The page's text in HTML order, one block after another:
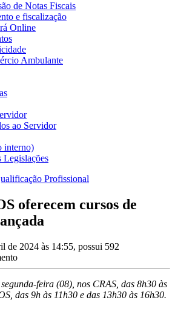
de Notas Fiscais
e fiscalização
Online
Ambulante
ao Servidor
interno)
Legislações
Profissional
oferecem cursos de
de 2024 às 14:55, possui 592
feira (08), nos CRAS, das 8h30 às
das 9h às 11h30 e das 13h30 às 16h30.